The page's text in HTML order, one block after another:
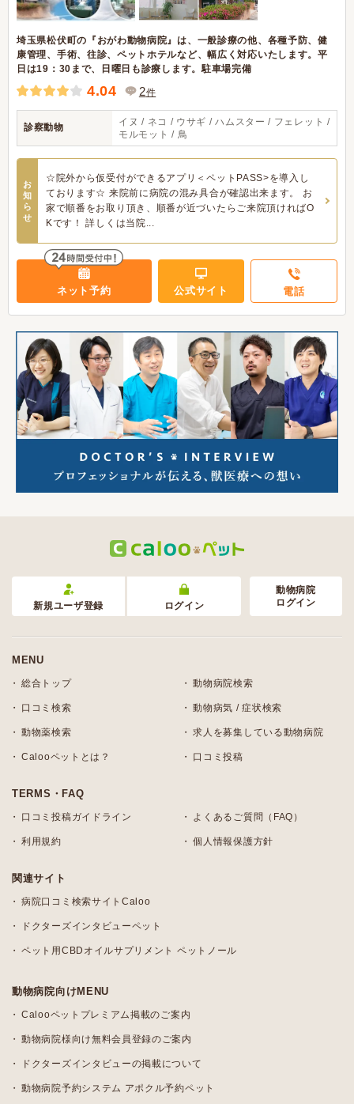
埼玉県松伏町の『おがわ動物病院』は、一般診療の他、各種予防、健
康管理、手術、往診、ペットホテルなど、幅広く対応いたします。平
日は19：30まで、日曜日も診療します。駐車場完備
4.04 2件
診察動物
イヌ / ネコ / ウサギ / ハムスター / フェレット /
モルモット / 鳥
お
知
ら
せ
☆院外から仮受付ができるアプリ＜ペットPASS>を導入し
ております☆ 来院前に病院の混み具合が確認出来ます。 お
家で順番をお取り頂き、順番が近づいたらご来院頂ければO
Kです！ 詳しくは当院...
ネット予約 公式サイト 電話
新規ユーザ登録 ログイン
動物病院
ログイン
MENU
総合トップ 動物病院検索
口コミ検索 動物病気 / 症状検索
動物薬検索 求人を募集している動物病院
Calooペットとは？ 口コミ投稿
TERMS・FAQ
口コミ投稿ガイドライン よくあるご質問（FAQ）
利用規約 個人情報保護方針
関連サイト
病院口コミ検索サイトCaloo
ドクターズインタビューペット
ペット用CBDオイルサプリメント ペットノール
動物病院向けMENU
Calooペットプレミアム掲載のご案内
動物病院様向け無料会員登録のご案内
ドクターズインタビューの掲載について
動物病院予約システム アポクル予約ペット